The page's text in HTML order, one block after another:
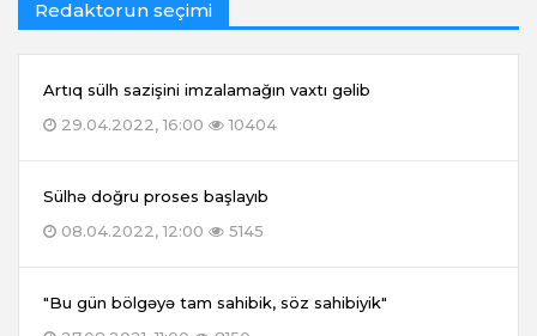
Redaktorun seçimi
Artıq sülh sazişini imzalamağın vaxtı gəlib
29.04.2022, 16:00
10404
Sülhə doğru proses başlayıb
08.04.2022, 12:00
5145
"Bu gün bölgəyə tam sahibik, söz sahibiyik"